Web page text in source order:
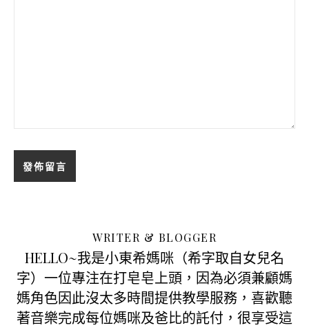
WRITER & BLOGGER
HELLO~我是小東希媽咪（希字取自女兒名
字）一位專注在打皂皂上頭，因為必須兼顧媽
媽角色因此沒太多時間提供教學服務，喜歡聽
著音樂完成每位媽咪及爸比的託付，很享受這